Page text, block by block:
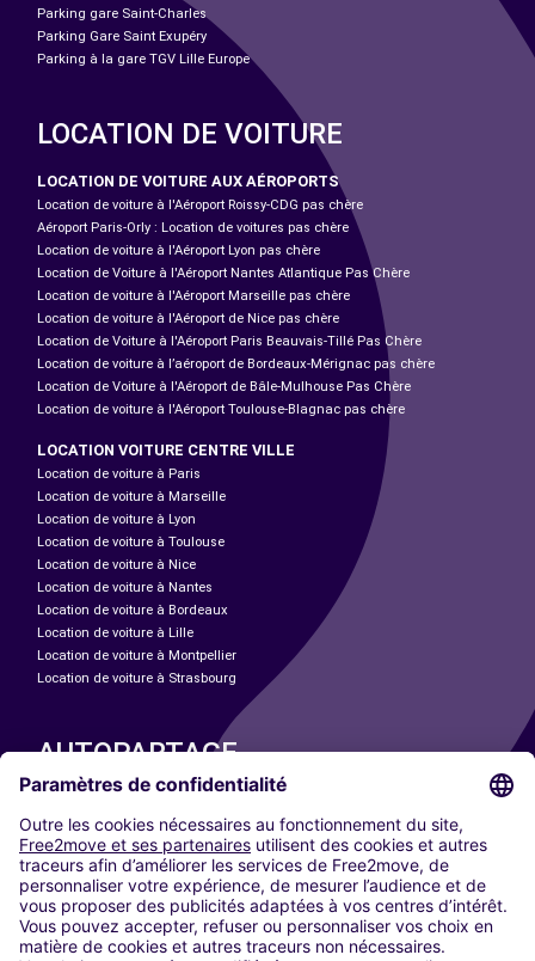
Parking gare Saint-Charles
Parking Gare Saint Exupéry
Parking à la gare TGV Lille Europe
LOCATION DE VOITURE
LOCATION DE VOITURE AUX AÉROPORTS
Location de voiture à l'Aéroport Roissy-CDG pas chère
Aéroport Paris-Orly : Location de voitures pas chère
Location de voiture à l'Aéroport Lyon pas chère
Location de Voiture à l'Aéroport Nantes Atlantique Pas Chère
Location de voiture à l'Aéroport Marseille pas chère
Location de voiture à l'Aéroport de Nice pas chère
Location de Voiture à l'Aéroport Paris Beauvais-Tillé Pas Chère
Location de voiture à l’aéroport de Bordeaux-Mérignac pas chère
Location de Voiture à l'Aéroport de Bâle-Mulhouse Pas Chère
Location de voiture à l'Aéroport Toulouse-Blagnac pas chère
LOCATION VOITURE CENTRE VILLE
Location de voiture à Paris
Location de voiture à Marseille
Location de voiture à Lyon
Location de voiture à Toulouse
Location de voiture à Nice
Location de voiture à Nantes
Location de voiture à Bordeaux
Location de voiture à Lille
Location de voiture à Montpellier
Location de voiture à Strasbourg
AUTOPARTAGE
Paris
Madrid
Washington DC
Milan
Rome
Turin